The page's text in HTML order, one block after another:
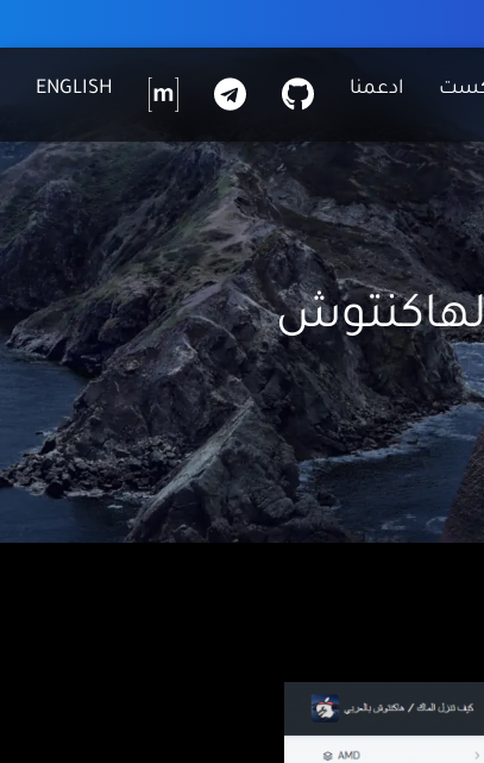
ادعمنا
G
I
U
B
ت
ي
ي
ج
ر
ا
م
م
ا
ر
ك
س
ENGLISH